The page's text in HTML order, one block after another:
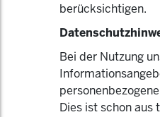
berücksichtigen.
Bei der Nutzung
Dies ist schon aus